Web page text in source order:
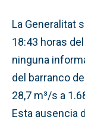
La Generalitat
18:43 horas
ninguna
del barranco
28,7 m³/s a
Esta ausencia